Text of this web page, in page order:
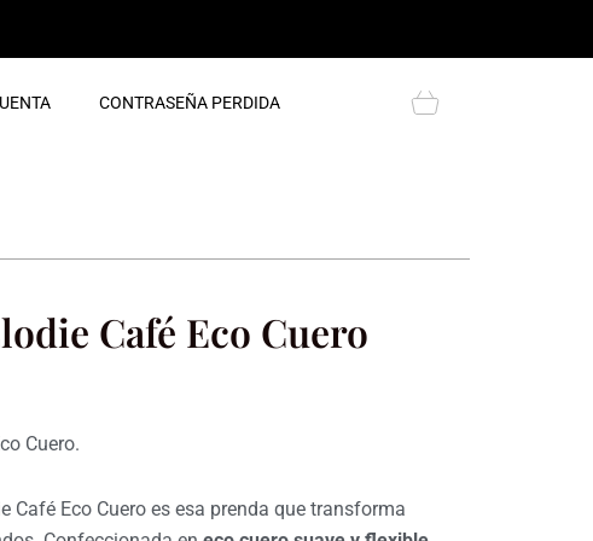
CONTRASEÑA PERDIDA Cart
Café Eco Cuero
Cuero.
Café Eco Cuero es esa prenda que transforma